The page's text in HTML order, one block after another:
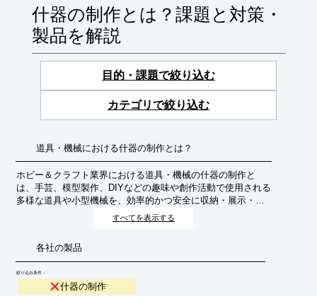
什器の制作とは？課題と対策・
製品を解説
目的・課題で絞り込む
カテゴリで絞り込む
道具・機械における什器の制作とは？
ホビー＆クラフト業界における道具・機械の什器の制作と
は、手芸、模型製作、DIYなどの趣味や創作活動で使用される
多様な道具や小型機械を、効率的かつ安全に収納・展示・活
用するための専用棚や作業台などを設計・製造することで
す。店舗での陳列や、自宅アトリエでの作業効率向上、ワー
すべてを表示する
各社の製品
絞り込み条件：
什器の制作